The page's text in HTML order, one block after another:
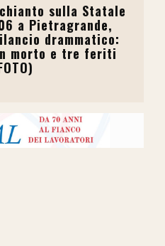
sulla Statale
a Pietragrande,
drammatico:
morto e tre feriti